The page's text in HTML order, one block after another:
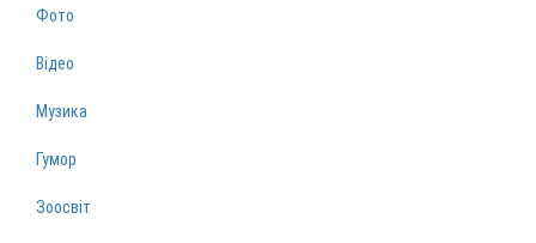
Фото
Відео
Музика
Гумор
Зоосвіт